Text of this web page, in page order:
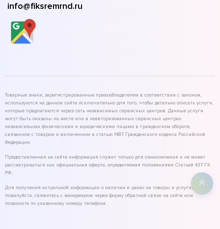
info@fiksremrnd.ru
Товарные знаки, зарегистрированные правообладателем в соответствии с законом,
используются на данном сайте исключительно для того, чтобы детально описать услуги,
которые предлагаются через сеть независимых сервисных центров. Данные услуги
могут быть оказаны на месте или в неавторизованных сервисных центрах
независимыми физическими и юридическими лицами в гражданском обороте,
связанном с товаром и включенном в статью 1487 Гражданского кодекса Российской
Федерации.
Предоставленная на сайте информация служит только для ознакомления и не может
рассматриваться как официальная оферта, определяемая положениями Статьей 437 ГК
РФ.
Для получения актуальной информации о наличии и ценах на товары и услуги,
пожалуйста, свяжитесь с менеджером через форму обратной связи на сайте или
позвоните по указанному номеру телефона.